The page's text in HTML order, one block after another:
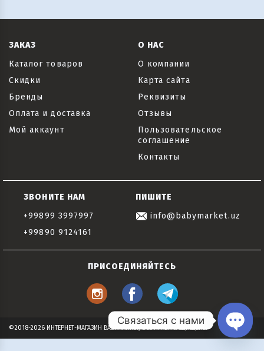
ЗАКАЗ
Каталог товаров
Скидки
Бренды
Оплата и доставка
Мой аккаунт
О НАС
О компании
Карта сайта
Реквизиты
Отзывы
Пользовательское
соглашение
Контакты
ЗВОНИТЕ НАМ
+99899 3997997
+99890 9124161
ПИШИТЕ
info@babymarket.uz
ПРИСОЕДИНЯЙТЕСЬ
©2018-2026 ИНТЕРНЕТ-МАГАЗИН BABYMARKET, ВСЕ ПРАВА ЗАЩИЩЕНЫ
Связаться с нами
Open